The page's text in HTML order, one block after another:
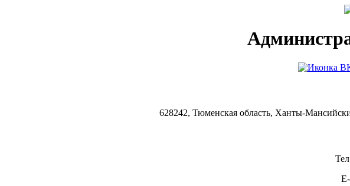
628242, Тюменская область, Ханты-